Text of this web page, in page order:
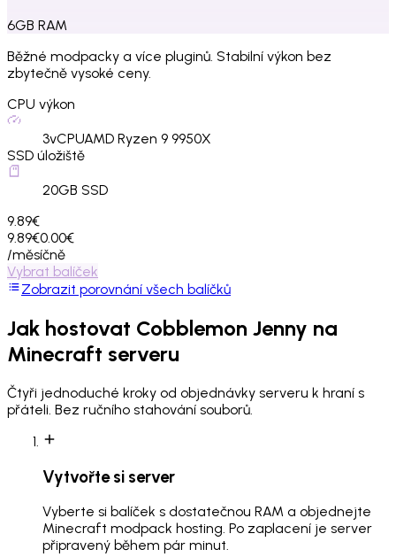
6GB RAM
Běžné modpacky a více pluginů. Stabilní výkon bez
zbytečně vysoké ceny.
CPU výkon
3vCPUAMD Ryzen 9 9950X
SSD úložiště
20GB SSD
9.89€
9.89€0.00€
/měsíčně
Vybrat balíček
Zobrazit porovnání všech balíčků
Jak hostovat Cobblemon Jenny na
Minecraft serveru
Čtyři jednoduché kroky od objednávky serveru k hraní s
přáteli. Bez ručního stahování souborů.
Vytvořte si server
Vyberte si balíček s dostatečnou RAM a objednejte
Minecraft modpack hosting. Po zaplacení je server
připravený během pár minut.